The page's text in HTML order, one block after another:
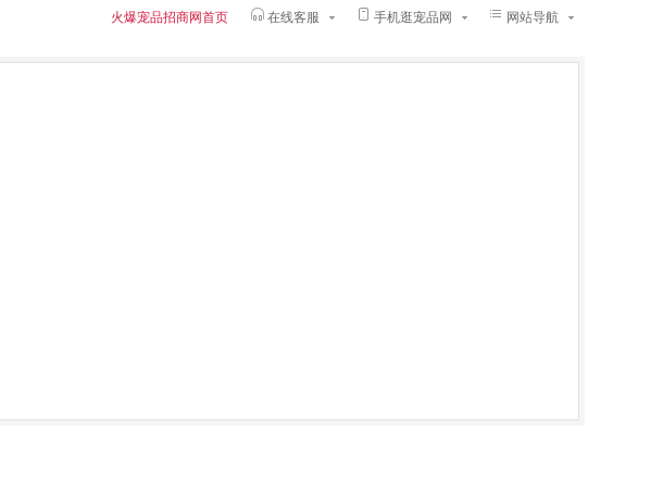
在线客服 手机逛宠品网 网站导航
火爆宠品招商网首页